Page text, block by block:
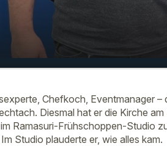
27. April 2025
Chefkoch, Eventmanager –
Diesmal hat er die Kirche
Ramasuri-Frühschoppen-Studio
Studio plauderte er, wie alles kam.